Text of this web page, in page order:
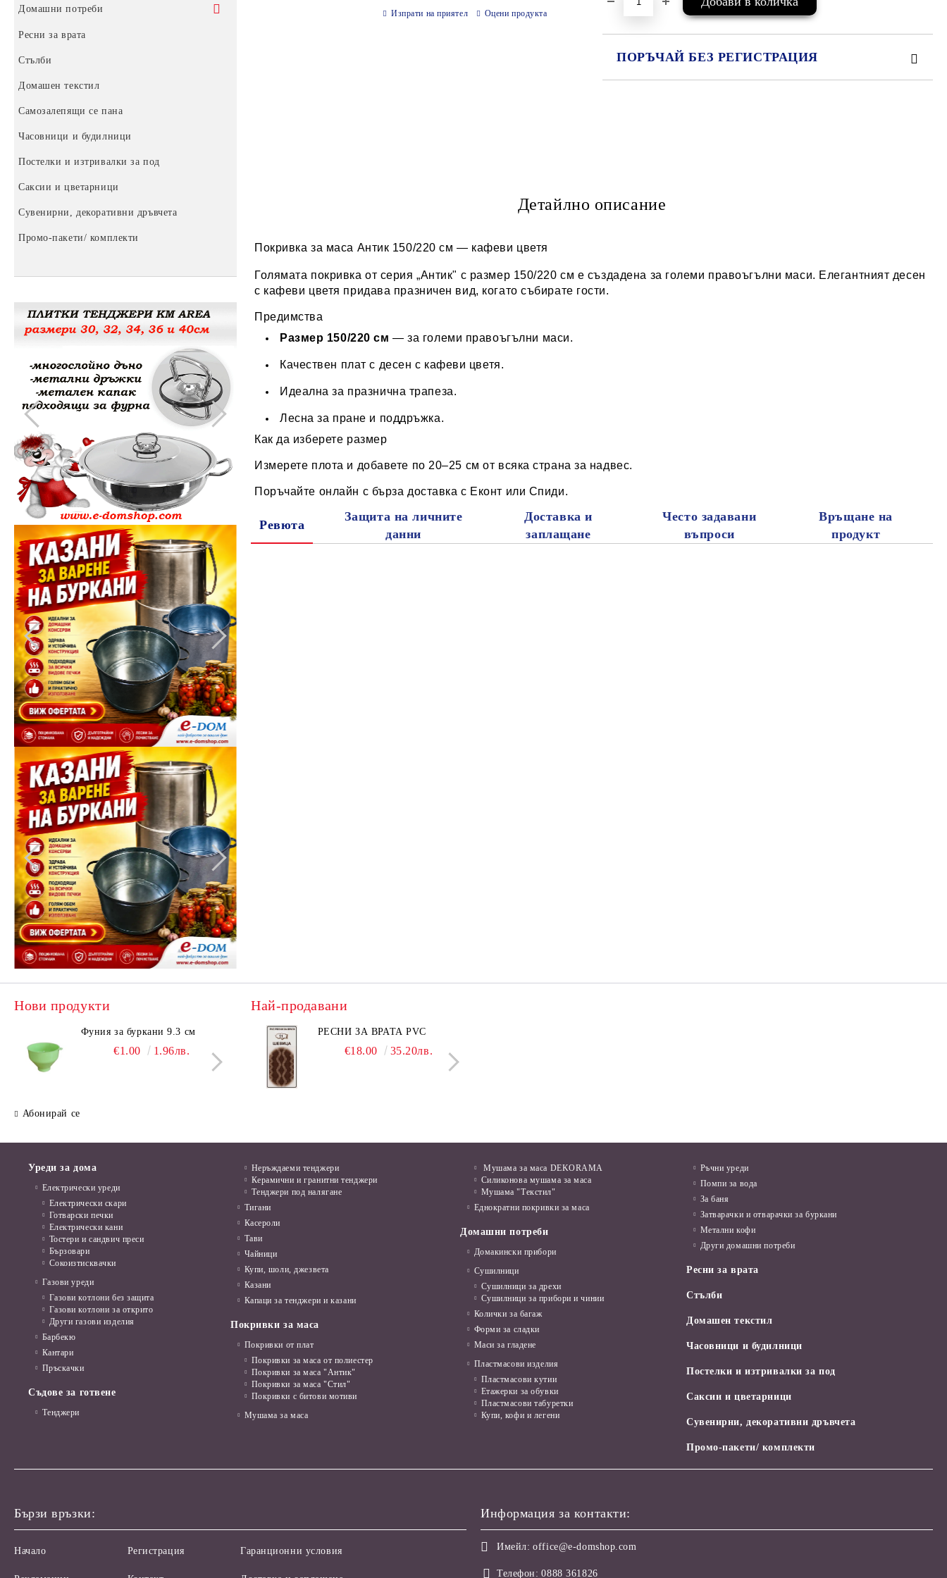
Силиконова мушама за маса
Мушама "Текстил"
Домашни потреби
Домакински прибори
Сушилници
Сушилници за дрехи
Сушилници за прибори и чинии
Колички за багаж
Форми за сладки
Маси за гладене
Пластмасови изделия
Пластмасови кутии
Етажерки за обувки
Пластмасови табуретки
Ръчни уреди
Помпи за вода
За баня
Други домашни потреби
Ресни за врата
Стълби
Домашен текстил
Самозалепящи се пана
Часовници и будилници
Постелки и изтривалки за под
Саксии и цветарници
Сувенирни, декоративни дръвчета
Промо-пакети/ комплекти
ПОРЪЧАЙ БЕЗ РЕГИСТРАЦИЯ
Изпрати на приятел Оцени продукта
Детайлно описание
Покривка за маса Антик 150/220 см — кафеви цветя
Голямата покривка от серия „Антик" с размер 150/220 см е създадена за големи правоъгълни маси. Елегантният десен
с кафеви цветя придава празничен вид, когато събирате гости.
Предимства
Размер 150/220 см — за големи правоъгълни маси.
Качествен плат с десен с кафеви цветя.
Идеална за празнична трапеза.
Лесна за пране и поддръжка.
Как да изберете размер
Измерете плота и добавете по 20–25 см от всяка страна за надвес.
Поръчайте онлайн с бърза доставка с Еконт или Спиди.
Ревюта
Защита на личните
данни
Доставка и
заплащане
Често задавани
въпроси
Връщане на
продукт
Нови продукти
Фуния за буркани 9.3 см
€1.00 1.96лв.
Поцинкован капак 50 см
€6.50 12.71лв.
Абонирай се
Най-продавани
РЕСНИ ЗА ВРАТА PVC
€18.00 35.20лв.
Уреди за дома
Електрически уреди
Електрически скари
Готварски печки
Електрически кани
Тостери и сандвич преси
Бързовари
Сокоизтисквачки
Газови уреди
Газови котлони без защита
Газови котлони за открито
Други газови изделия
Барбекю
Кантари
Пръскачки
Съдове за готвене
Тенджери
Неръждаеми тенджери
Керамични и гранитни тенджери
Тенджери под налягане
Тигани
Касероли
Тави
Чайници
Купи, шоли, джезвета
Казани
Капаци за тенджери и казани
Покривки за маса
Покривки от плат
Покривки за маса от полиестер
Покривки за маса "Антик"
Покривки за маса "Стил"
Покривки с битови мотиви
Мушама за маса
Мушама за маса DEKORAMA
Силиконова мушама за маса
Мушама "Текстил"
Еднократни покривки за маса
Домашни потреби
Домакински прибори
Сушилници
Сушилници за дрехи
Сушилници за прибори и чинии
Колички за багаж
Форми за сладки
Маси за гладене
Пластмасови изделия
Пластмасови кутии
Етажерки за обувки
Пластмасови табуретки
Купи, кофи и легени
Ръчни уреди
Помпи за вода
За баня
Затварачки и отварачки за буркани
Метални кофи
Други домашни потреби
Ресни за врата
Стълби
Домашен текстил
Часовници и будилници
Постелки и изтривалки за под
Саксии и цветарници
Сувенирни, декоративни дръвчета
Промо-пакети/ комплекти
Бързи връзки:
Начало Регистрация Гаранционни условия
Информация за контакти:
Имейл: office@e-domshop.com
Телефон: 0888 361826